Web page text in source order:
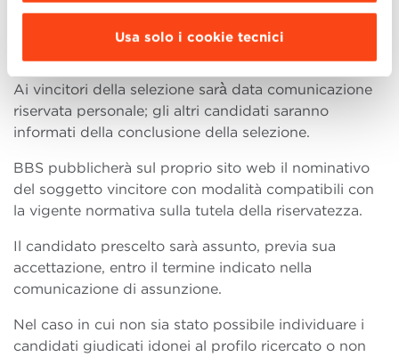
Usa solo i cookie tecnici
candidati ritenuti idonei, sulla base del quale il Dean
(o un suo delegato) individuerà il candidato
Ai vincitori della selezione sarà̀ data comunicazione
riservata personale; gli altri candidati saranno
informati della conclusione della selezione.
BBS pubblicherà sul proprio sito web il nominativo
del soggetto vincitore con modalità compatibili con
la vigente normativa sulla tutela della riservatezza.
Il candidato prescelto sarà assunto, previa sua
accettazione, entro il termine indicato nella
comunicazione di assunzione.
Nel caso in cui non sia stato possibile individuare i
candidati giudicati idonei al profilo ricercato o non